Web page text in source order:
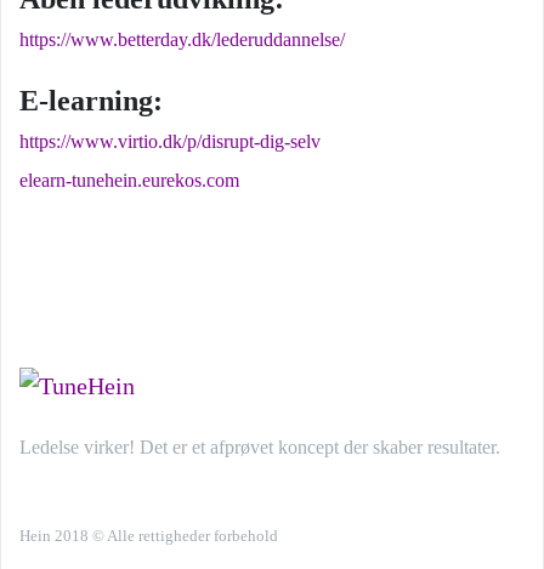
https://www.betterday.dk/lederuddannelse/
E-learning:
https://www.virtio.dk/p/disrupt-dig-selv
elearn-tunehein.eurekos.com
Ledelse virker! Det er et afprøvet koncept der skaber resultater.
Hein 2018 © Alle rettigheder forbehold